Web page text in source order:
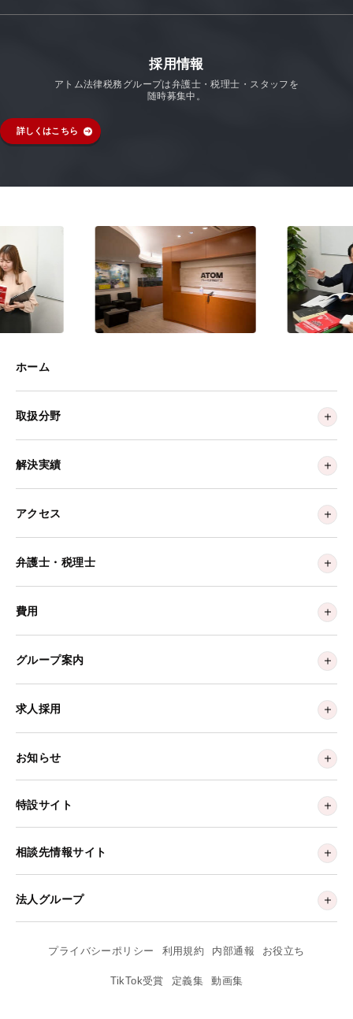
採用情報
アトム法律税務グループは弁護士・税理士・スタッフを
随時募集中。
詳しくはこちら
ホーム
取扱分野
解決実績
アクセス
弁護士・税理士
費用
グループ案内
求人採用
お知らせ
特設サイト
相談先情報サイト
法人グループ
プライバシーポリシー 利用規約 内部通報 お役立ち
TikTok受賞 定義集 動画集